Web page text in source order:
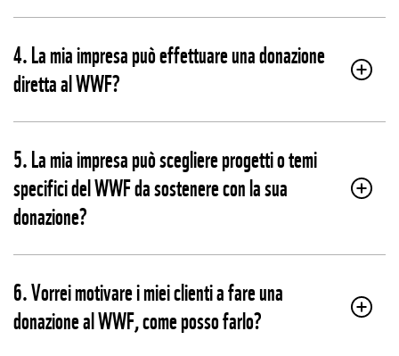
4. La mia impresa può effettuare una donazione
diretta al WWF?
5. La mia impresa può scegliere progetti o temi
specifici del WWF da sostenere con la sua
donazione?
6. Vorrei motivare i miei clienti a fare una
donazione al WWF, come posso farlo?